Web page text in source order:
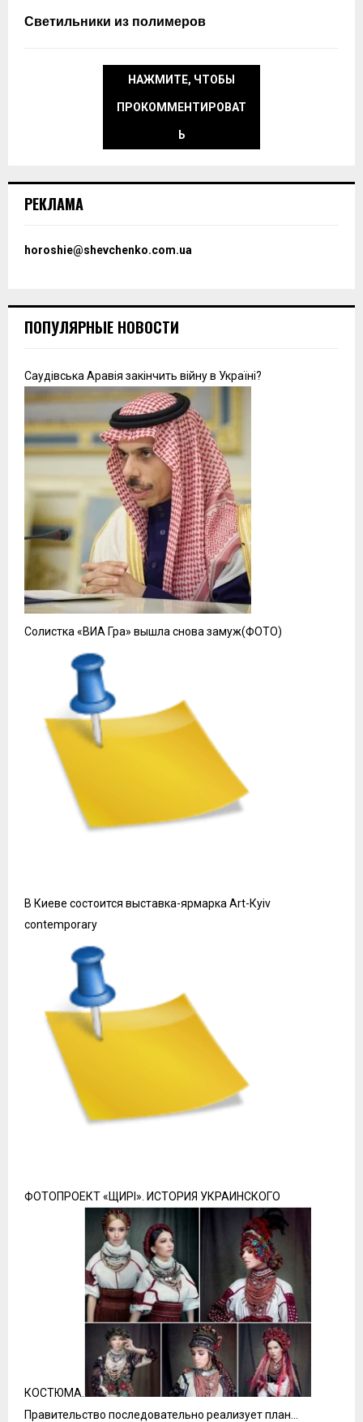
Светильники из полимеров
НАЖМИТЕ, ЧТОБЫ
ПРОКОММЕНТИРОВАТ
Ь
РЕКЛАМА
horoshie@shevchenko.com.ua
ПОПУЛЯРНЫЕ НОВОСТИ
Саудівська Аравія закінчить війну в Україні?
Солистка «ВИА Гра» вышла снова замуж(ФОТО)
В Киеве состоится выставка-ярмарка Art-Кyiv
contemporary
ФОТОПРОЕКТ «ЩИРI». ИСТОРИЯ УКРАИНСКОГО
КОСТЮМА.
Правительство последовательно реализует план…